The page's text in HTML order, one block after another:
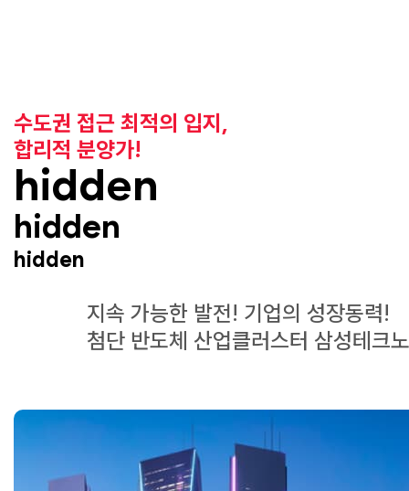
수도권 접근 최적의 입지,
합리적 분양가!
hidden
hidden
hidden
지속 가능한 발전! 기업의 성장동력!
첨단 반도체 산업클러스터 삼성테크